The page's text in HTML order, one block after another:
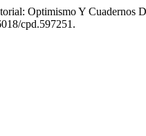
Optimismo Y Cuadernos
cpd.597251.